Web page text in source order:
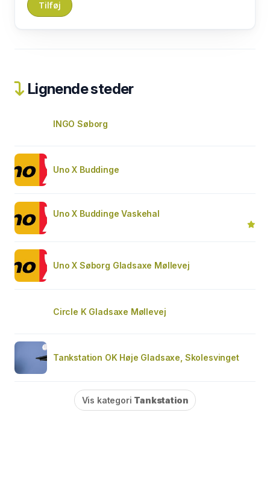
Lignende steder
INGO Søborg
Uno X Buddinge
Uno X Buddinge Vaskehal
Uno X Søborg Gladsaxe Møllevej
Circle K Gladsaxe Møllevej
Tankstation OK Høje Gladsaxe, Skolesvinget
Vis kategori Tankstation